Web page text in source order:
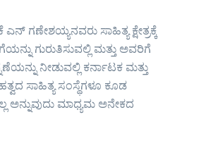
ಗಣೇಶಯ್ಯನವರು ಸಾಹಿತ್ಯ ಕ್ಷೇತ್ರಕ್ಕೆ
ಗುರುತಿಸುವಲ್ಲಿ ಮತ್ತು ಅವರಿಗೆ
ನೀಡುವಲ್ಲಿ ಕರ್ನಾಟಕ ಮತ್ತು
ಸಾಹಿತ್ಯ ಸಂಸ್ಥೆಗಳೂ ಕೂಡ
ಅನ್ನುವುದು ಮಾಧ್ಯಮ ಅನೇಕದ